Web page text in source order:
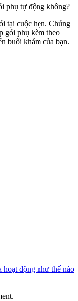
phụ tự động không?
tại cuộc hẹn. Chúng
gói phụ kèm theo
buổi khám của bạn.
hoạt động như thế nào